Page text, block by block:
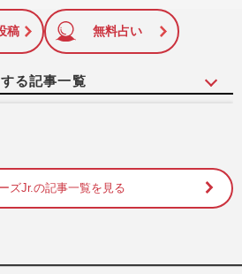
事を、WEB向けにリライトして配信
に追加
稿 無料占い
る記事一覧
2026/8/7
本当に気持ち悪い」共演者まで攻撃
ァンの過激行動《2026…
ズJr.の記事一覧を見る